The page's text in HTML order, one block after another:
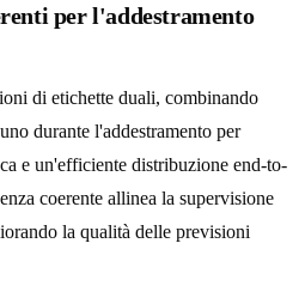
per l'addestramento
di etichette duali, combinando
durante l'addestramento per
e un'efficiente distribuzione end-to-
coerente allinea la supervisione
la qualità delle previsioni